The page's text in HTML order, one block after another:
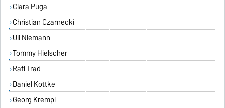
Clara Puga
Christian Czarnecki
Uli Niemann
Tommy Hielscher
Rafi Trad
Daniel Kottke
Georg Krempl